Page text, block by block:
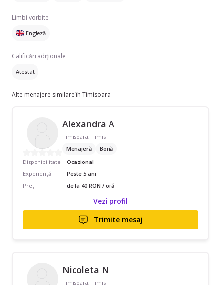
Limbi vorbite
Engleză
Calificări adiționale
Atestat
Alte menajere similare în Timisoara
Alexandra A
Timisoara, Timis
Menajeră
Bonă
Disponibilitate
Ocazional
Experiență
Peste 5 ani
Preț
de la 40 RON / oră
Vezi profil
Trimite mesaj
Nicoleta N
Timisoara, Timis